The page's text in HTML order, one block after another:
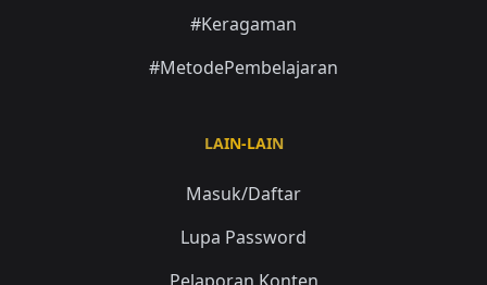
#Keragaman
#MetodePembelajaran
LAIN-LAIN
Masuk/Daftar
Lupa Password